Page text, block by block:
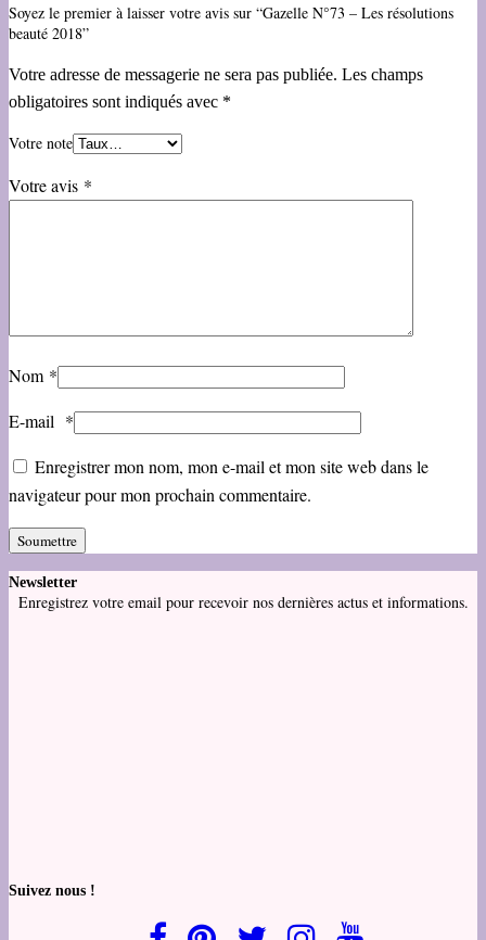
Soyez le premier à laisser votre avis sur “Gazelle N°73 – Les résolutions
beauté 2018”
Votre adresse de messagerie ne sera pas publiée. Les champs
obligatoires sont indiqués avec *
Votre note
Votre avis *
Nom *
E-mail *
Enregistrer mon nom, mon e-mail et mon site web dans le
navigateur pour mon prochain commentaire.
Newsletter
Enregistrez votre email pour recevoir nos dernières actus et informations.
Suivez nous !